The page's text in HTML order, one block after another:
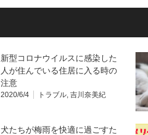
新型コロナウイルスに感染した
人が住んでいる住居に入る時の
注意
2020/6/4 トラブル 吉川奈美紀
犬たちが梅雨を快適に過ごすた